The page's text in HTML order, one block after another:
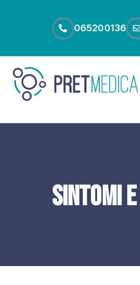
065200136
sintomi